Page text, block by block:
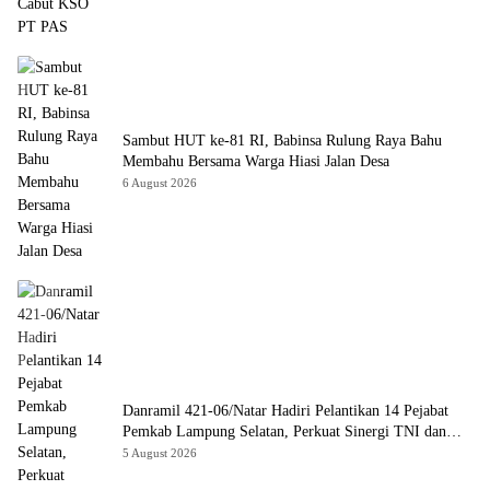
Sambut HUT ke-81 RI, Babinsa Rulung Raya Bahu
Membahu Bersama Warga Hiasi Jalan Desa
6 August 2026
Danramil 421-06/Natar Hadiri Pelantikan 14 Pejabat
Pemkab Lampung Selatan, Perkuat Sinergi TNI dan
Pemerintah Daerah
5 August 2026